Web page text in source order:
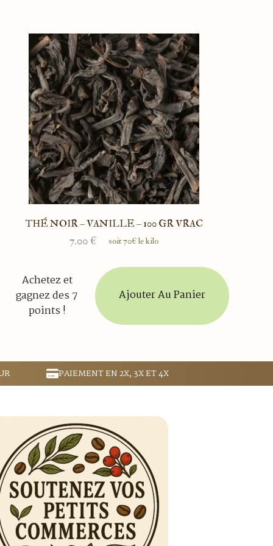
THÉ NOIR – VANILLE – 100 GR VRAC
7.00 € soit 70€ le kilo
Achetez et
gagnez des 7
points !
Ajouter Au Panier
PAIEMENT EN 2X, 3X ET 4X